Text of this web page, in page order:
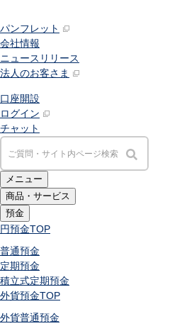
パンフレット
会社情報
ニュースリリース
法人のお客さま
口座開設
ログイン
チャット
メニュー
商品・サービス
預金
円預金TOP
普通預金
定期預金
積立式定期預金
外貨預金TOP
外貨普通預金